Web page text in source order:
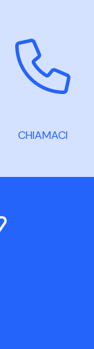
CHIAMACI